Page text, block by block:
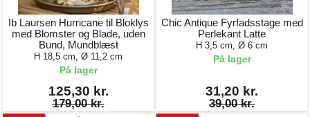
Ib Laursen Hurricane til Bloklys
med Blomster og Blade, uden
Bund, Mundblæst
H 18,5 cm, Ø 11,2 cm
På lager
125,30 kr.
179,00 kr.
Chic Antique Fyrfadsstage med
Perlekant Latte
H 3,5 cm, Ø 6 cm
På lager
31,20 kr.
39,00 kr.